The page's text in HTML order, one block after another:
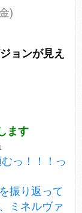
)
ョンが見え
ます
っ！！！っ
振り返って
ミネルヴァ